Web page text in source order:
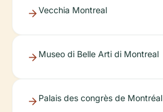
Vecchia Montreal
Museo di Belle Arti di Montreal
Palais des congrès de Montréal